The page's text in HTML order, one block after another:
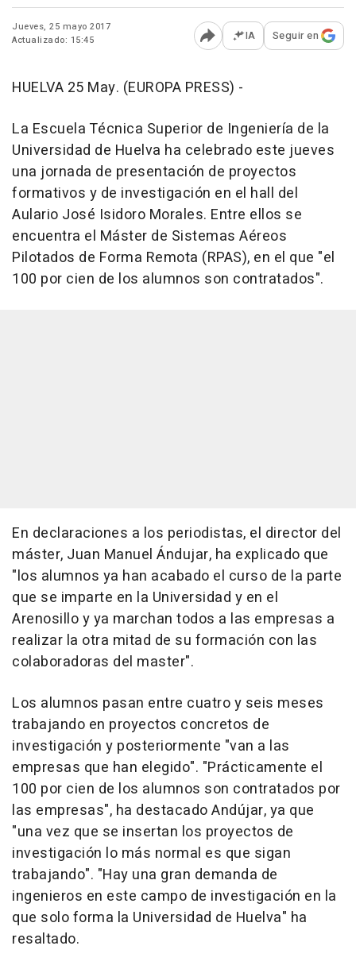
Jueves, 25 mayo 2017
Actualizado: 15:45
Abrir opciones para
IA Seguir en
HUELVA 25 May. (EUROPA PRESS) -
La Escuela Técnica Superior de Ingeniería de la
Universidad de Huelva ha celebrado este jueves
una jornada de presentación de proyectos
formativos y de investigación en el hall del
Aulario José Isidoro Morales. Entre ellos se
encuentra el Máster de Sistemas Aéreos
Pilotados de Forma Remota (RPAS), en el que "el
100 por cien de los alumnos son contratados".
En declaraciones a los periodistas, el director del
máster, Juan Manuel Ándujar, ha explicado que
"los alumnos ya han acabado el curso de la parte
que se imparte en la Universidad y en el
Arenosillo y ya marchan todos a las empresas a
realizar la otra mitad de su formación con las
colaboradoras del master".
Los alumnos pasan entre cuatro y seis meses
trabajando en proyectos concretos de
investigación y posteriormente "van a las
empresas que han elegido". "Prácticamente el
100 por cien de los alumnos son contratados por
las empresas", ha destacado Andújar, ya que
"una vez que se insertan los proyectos de
investigación lo más normal es que sigan
trabajando". "Hay una gran demanda de
ingenieros en este campo de investigación en la
que solo forma la Universidad de Huelva" ha
resaltado.